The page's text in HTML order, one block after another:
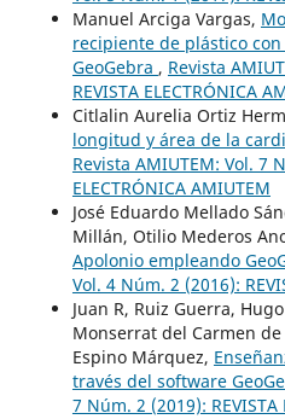
Manuel Arciga Vargas,
recipiente de plástico
GeoGebra , Revista
REVISTA ELECTRÓNICA
Citlalin Aurelia Ortiz
longitud y área de la
Revista AMIUTEM: Vol. 7
ELECTRÓNICA AMIUTEM
José Eduardo Mellado
Millán, Otilio Mederos
Apolonio empleando
Vol. 4 Núm. 2 (2016):
Juan R, Ruiz Guerra,
Monserrat del Carmen
Espino Márquez,
través del software
7 Núm. 2 (2019): REVISTA